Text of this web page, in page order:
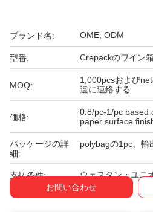
ブランド名: OME, ODM
型番: Crepackのワイン
MOQ:
1,000pcsおよび
達に連絡する
価格:
0.8/pc-1/pc based
paper surface
パッケージの詳
細:
polybagの1pc、輸
支払条件:
ウェスタン・ユニ
お問い合わせ